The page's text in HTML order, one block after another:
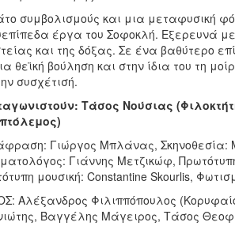
συμβολισμούς και μια μεταφυσική
έργα του Σοφοκλή. Εξερευνά με
και της δόξας. Σε ένα βαθύτερο
θεϊκή βούληση και στην ίδια του τη
συσχέτισή.
Τάσος Νούσιας
Γιώργος Μπλάνας, Σκηνοθεσία:
Γιάννης Μετζικώφ,
μουσική: Constantine Skourlis,
Αλέξανδρος Φιλιππόπουλος
Βαγγέλης Μάγειρος, Τάσος